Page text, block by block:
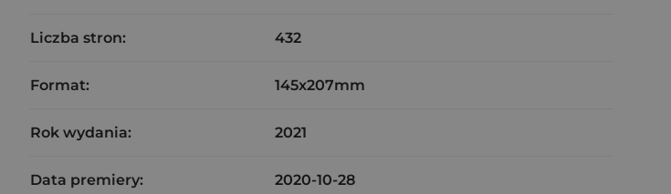
Liczba stron: 432
Format: 145x207mm
Rok wydania: 2021
Data premiery: 2020-10-28